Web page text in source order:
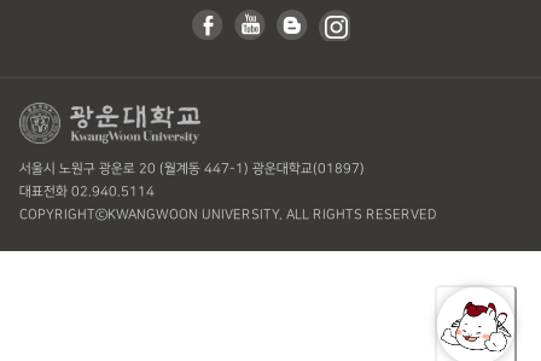
서울시 노원구 광운로 20 (월계동 447-1) 광운대학교(01897)
대표전화 02.940.5114
COPYRIGHTⓒKWANGWOON UNIVERSITY. ALL RIGHTS RESERVED